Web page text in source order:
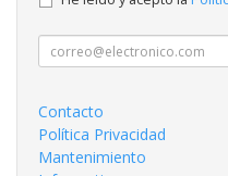
Contacto
Política Privacidad
Mantenimiento